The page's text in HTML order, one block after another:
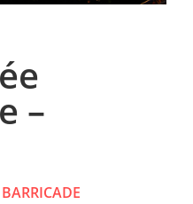
–
BARRICADE